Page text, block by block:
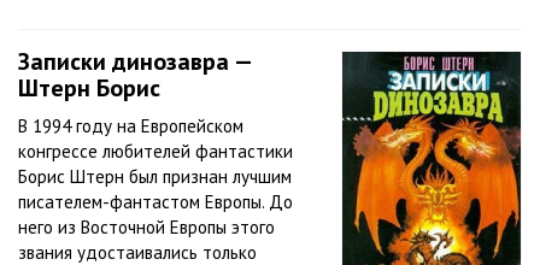
Записки динозавра —
Штерн Борис
В 1994 году на Европейском
конгрессе любителей фантастики
Борис Штерн был признан лучшим
писателем-фантастом Европы. До
него из Восточной Европы этого
звания удостаивались только